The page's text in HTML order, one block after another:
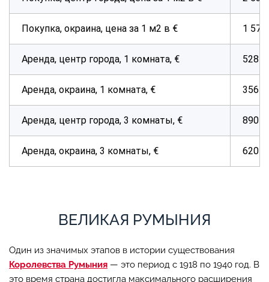
Покупка, окраина, цена за 1 м2 в € 1 570
Аренда, центр города, 1 комната, € 528
Аренда, окраина, 1 комната, € 356
Аренда, центр города, 3 комнаты, € 890
Аренда, окраина, 3 комнаты, € 620
ВЕЛИКАЯ РУМЫНИЯ
Один из значимых этапов в истории существования
Королевства Румыния — это период с 1918 по 1940 год. В
это время страна достигла максимального расширения